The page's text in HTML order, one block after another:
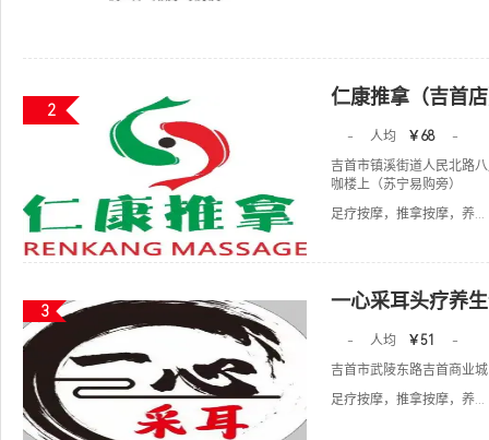
2
仁康推拿（吉首
- 人均 ￥68
-
吉首市镇溪街道人民北路
咖楼上（苏宁易购旁）
足疗按摩，推拿按摩，养...
3 一心采耳头疗养
- 人均 ￥51
-
吉首市武陵东路吉首商业城
足疗按摩，推拿按摩，养...